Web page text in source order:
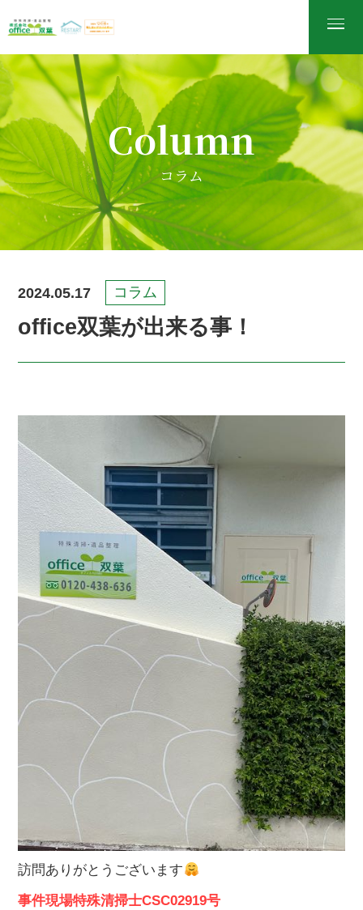
Column
コラム
office双葉が出来る事！
2024.05.17 コラム
訪問ありがとうございます
事件現場特殊清掃士CSC02919号